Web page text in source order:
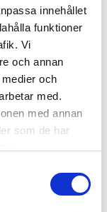
innehållet
funktioner
Vi
och annan
och
med.
med annan
som de har
3-4 PART
i toppen på
till 3-4 part. |
&